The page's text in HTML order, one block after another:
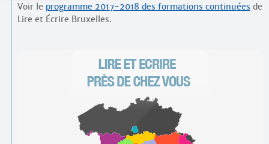
Voir le programme 2017-2018 des formations continuées de
Lire et Écrire Bruxelles.